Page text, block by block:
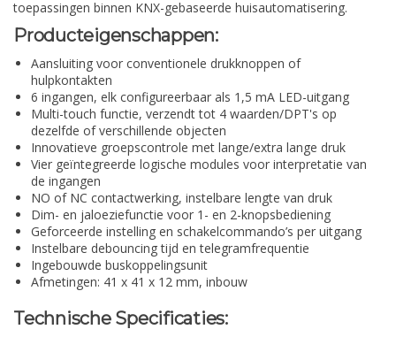
toepassingen binnen KNX-gebaseerde huisautomatisering.
Producteigenschappen:
Aansluiting voor conventionele drukknoppen of
hulpkontakten
6 ingangen, elk configureerbaar als 1,5 mA LED-uitgang
Multi-touch functie, verzendt tot 4 waarden/DPT's op
dezelfde of verschillende objecten
Innovatieve groepscontrole met lange/extra lange druk
Vier geïntegreerde logische modules voor interpretatie van
de ingangen
NO of NC contactwerking, instelbare lengte van druk
Dim- en jaloeziefunctie voor 1- en 2-knopsbediening
Geforceerde instelling en schakelcommando’s per uitgang
Instelbare debouncing tijd en telegramfrequentie
Ingebouwde buskoppelingsunit
Afmetingen: 41 x 41 x 12 mm, inbouw
Technische Specificaties: